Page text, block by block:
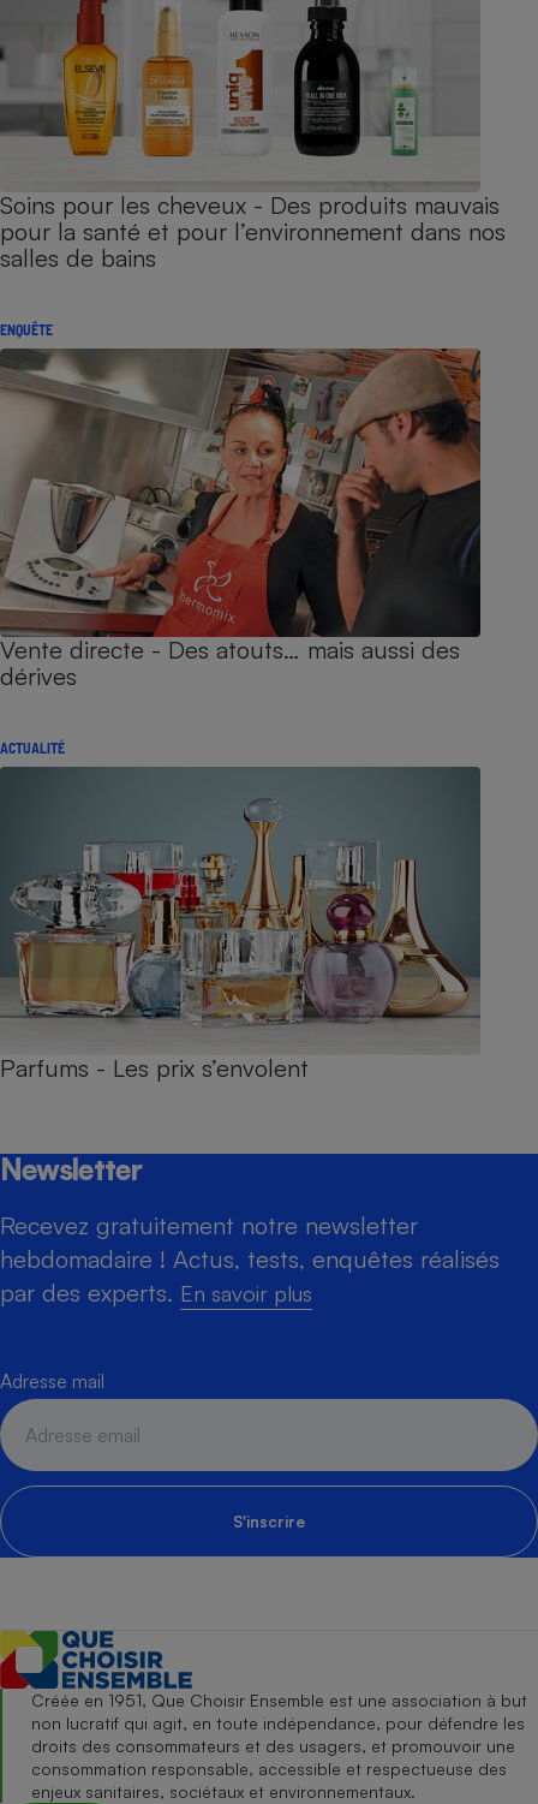
Soins pour les cheveux - Des produits mauvais
pour la santé et pour l’environnement dans nos
salles de bains
ENQUÊTE
Vente directe - Des atouts… mais aussi des
dérives
ACTUALITÉ
Parfums - Les prix s’envolent
Newsletter
Recevez gratuitement notre newsletter
hebdomadaire ! Actus, tests, enquêtes réalisés
par des experts. En savoir plus
Adresse mail
S'inscrire
Créée en 1951, Que Choisir Ensemble est une association à but
non lucratif qui agit, en toute indépendance, pour défendre les
droits des consommateurs et des usagers, et promouvoir une
consommation responsable, accessible et respectueuse des
enjeux sanitaires, sociétaux et environnementaux.